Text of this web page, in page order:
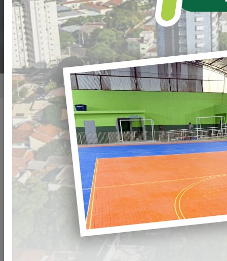
AGRICULTURA
FAMILIAR
Home Notícias
Publicado em: 10/01/2024 10:51
Compartilhar